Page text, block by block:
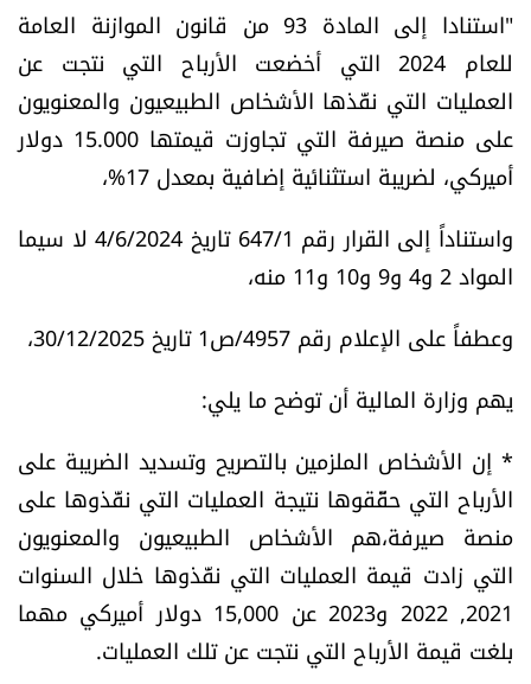
اقتصاد
العالم
الصحافة الإسرائيلية
ثقافة وفنون
سجالات
صحّة وصحن
الرياضة
​​​​"استنادا إلى المادة 93 من قانون الموازنة العامة
للعام 2024 التي أخضعت الأرباح التي نتجت عن
العمليات التي نفّذها الأشخاص الطبيعيون والمعنويون
على منصة صيرفة التي تجاوزت قيمتها 15.000 دولار
أميركي، لضريبة استثنائية إضافية بمعدل 17%،
واستناداً إلى القرار رقم 647/1 تاريخ 4/6/2024 لا سيما
المواد 2 و4 و9 و10 و11 منه،
وعطفاً على الإعلام رقم 4957/ص1 تاريخ 30/12/2025،
يهم وزارة المالية أن توضح ما يلي:
* إن الأشخاص الملزمين بالتصريح وتسديد الضريبة على
الأرباح التي حقّقوها نتيجة العمليات التي نفّذوها على
منصة صيرفة،هم الأشخاص الطبيعيون والمعنويون
التي زادت قيمة العمليات التي نفّذوها خلال السنوات
2021, 2022 و2023 عن 15,000 دولار أميركي مهما
بلغت قيمة الأرباح التي نتجت عن تلك العمليات.